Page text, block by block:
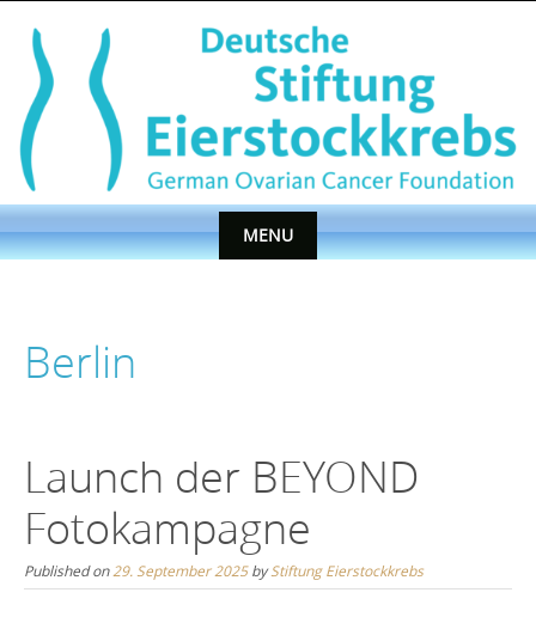
content
MENU
contentBerlin
Launch der BEYOND
Fotokampagne
Published on29. September 2025byStiftung Eierstockkrebs